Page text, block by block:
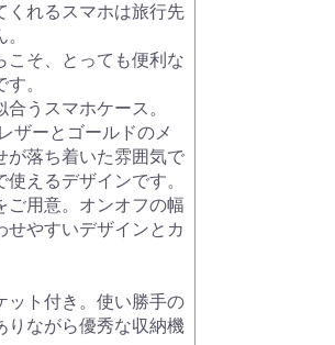
くれるスマホは旅行先
こそ、とっても便利な
。
うスマホケース。
ザーとゴールドのメ
が落ち着いた雰囲気で
えるデザインです。
ご用意。オンオフの幅
せやすいデザインとカ
ット付き。使い勝手の
りながら優秀な収納機